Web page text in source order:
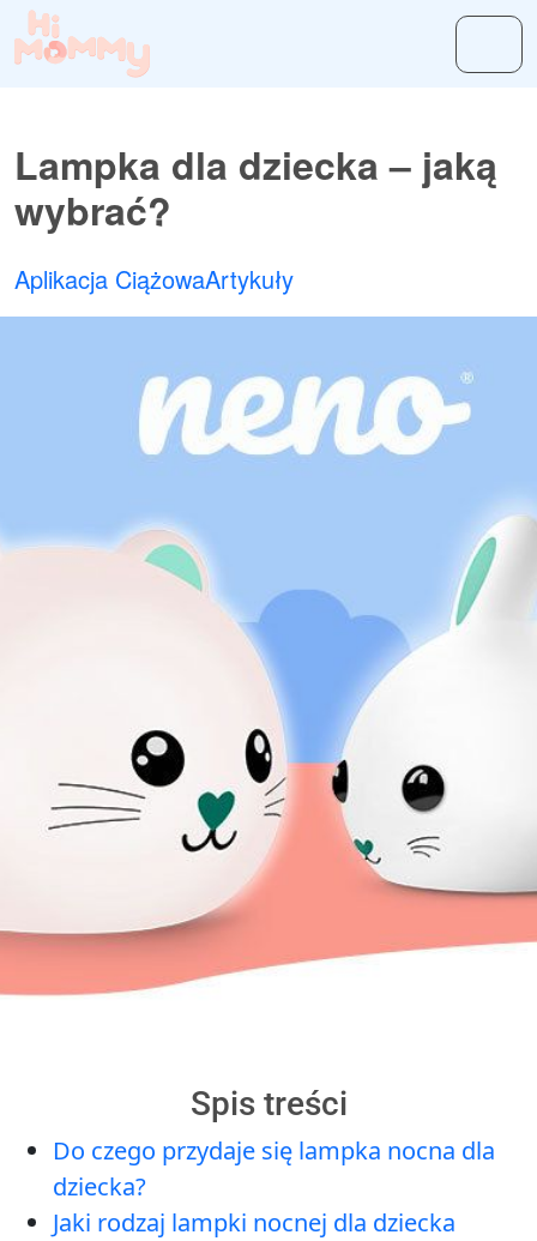
Lampka dla dziecka – jaką
wybrać?
Aplikacja CiążowaArtykuły
Spis treści
Do czego przydaje się lampka nocna dla
dziecka?
Jaki rodzaj lampki nocnej dla dziecka